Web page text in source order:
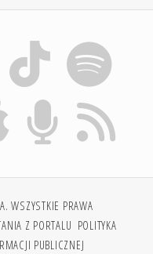
WSZYSTKIE PRAWA
Z PORTALU POLITYKA
PUBLICZNEJ